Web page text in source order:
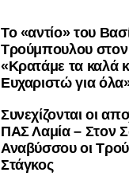
Το «αντίο» του
Τρούμπουλου
«Κρατάμε τα καλά
Ευχαριστώ για
Συνεχίζονται οι
ΠΑΣ Λαμία – Στον
Αναβύσσου οι
Στάγκος